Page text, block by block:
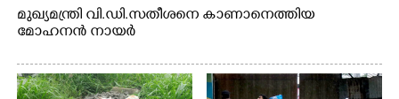
മുഖ്യമന്ത്രി വി.ഡി.സതീശനെ കാണാനെത്തിയ
മോഹനൻ നായർ